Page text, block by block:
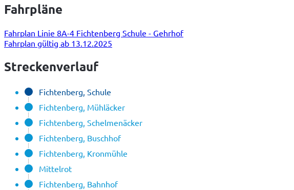
Fahrpläne
Fahrplan Linie 8A-4 Fichtenberg Schule - Gehrhof
Fahrplan gültig ab 13.12.2025
Streckenverlauf
Fichtenberg, Schule
Fichtenberg, Mühläcker
Fichtenberg, Schelmenäcker
Fichtenberg, Buschhof
Fichtenberg, Kronmühle
Mittelrot
Fichtenberg, Bahnhof